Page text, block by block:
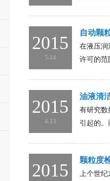
2015
5-14
自动颗
在液压润
许可的范
2015
4-13
油液清
有研究数
引起的
2015
颗粒度
上个世纪